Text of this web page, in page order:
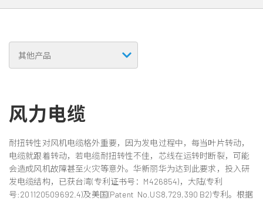
风力电缆
耐扭转性对风机电缆格外重要，因为发电过程中，每当叶片转动，
电缆就跟着转动，若电缆耐扭转性不佳，芯线在运转时断裂，可能
会造成风机故障甚至火灾等意外。华新丽华为达到此要求，投入研
发电缆结构，已获台湾(专利证书号：M426854)，大陆(专利
号:201120509692.4)及美国(Patent No.US8,729,390 B2)专利。根据